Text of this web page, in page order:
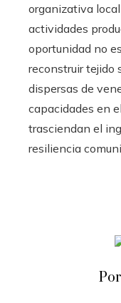
organizativa
actividades
oportunidad no
reconstruir tejido
dispersas de
capacidades en
trasciendan el
resiliencia